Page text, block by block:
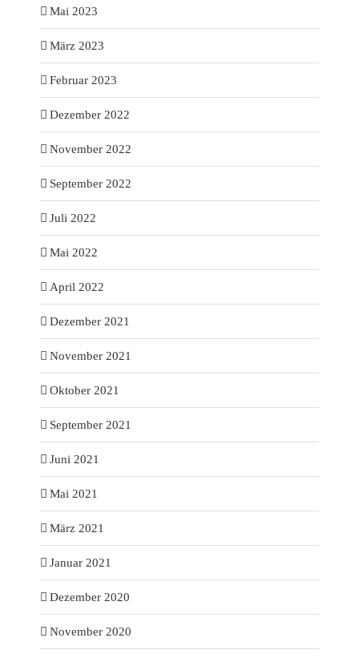
Mai 2023
März 2023
Februar 2023
Dezember 2022
November 2022
September 2022
Juli 2022
Mai 2022
April 2022
Dezember 2021
November 2021
Oktober 2021
September 2021
Juni 2021
Mai 2021
März 2021
Januar 2021
Dezember 2020
November 2020